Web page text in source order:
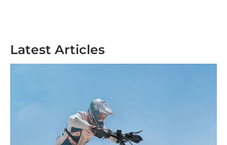
Latest Articles